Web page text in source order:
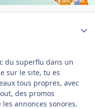
du superflu dans un
sur le site, tu es
tous propres, avec
des promos
annonces sonores.